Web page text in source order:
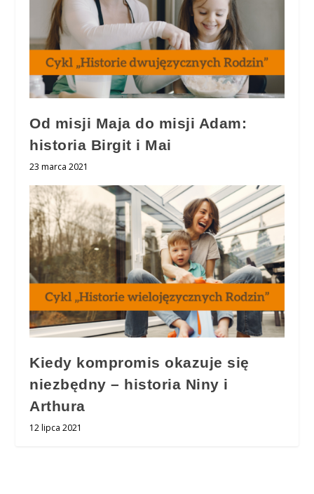
Od misji Maja do misji Adam:
historia Birgit i Mai
23 marca 2021
Kiedy kompromis okazuje się
niezbędny – historia Niny i
Arthura
12 lipca 2021